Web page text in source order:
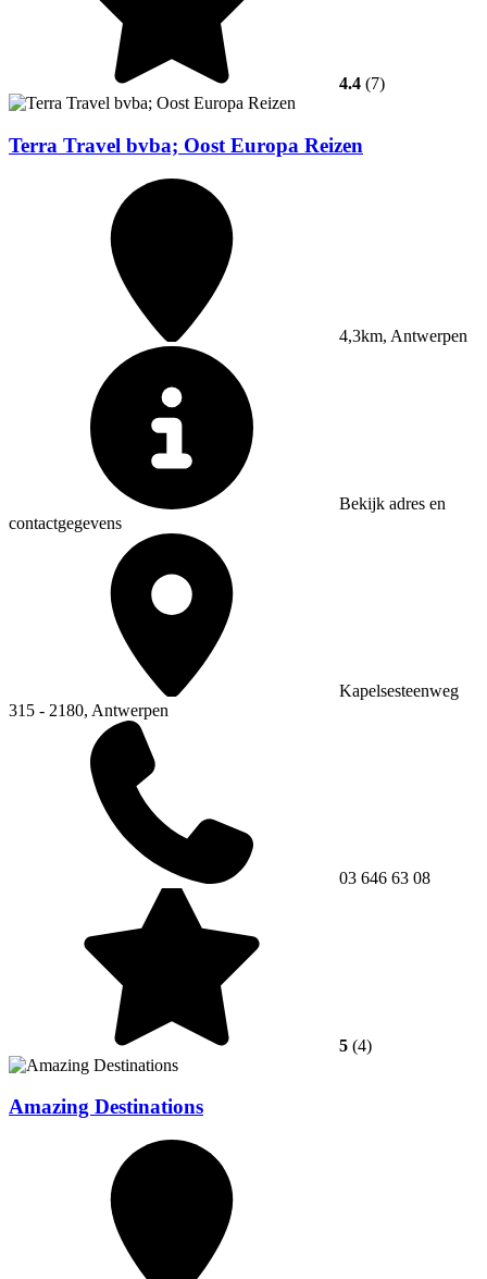
4.4 (7)
Terra Travel bvba; Oost Europa Reizen
4,3km, Antwerpen
Bekijk adres en
contactgegevens
Kapelsesteenweg
315 - 2180, Antwerpen
03 646 63 08
5 (4)
Amazing Destinations